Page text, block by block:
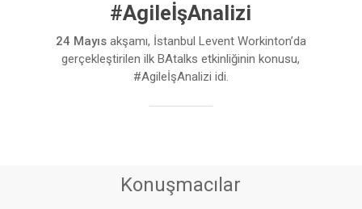
#AgileİşAnalizi
24 Mayısakşamı, İstanbul Levent Workinton’da
gerçekleştirilen ilk BAtalks etkinliğinin konusu,
#AgileİşAnalizi idi.
Konuşmacılar